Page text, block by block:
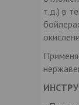
т.д.) в